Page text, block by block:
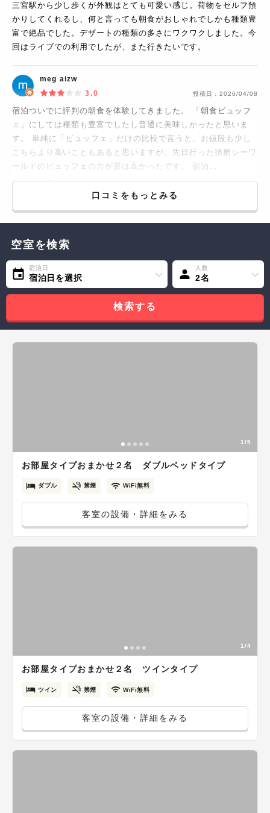
三宮駅から少し歩くが外観はとても可愛い感じ。荷物をセルフ預
かりしてくれるし、何と言っても朝食がおしゃれでしかも種類豊
富で絶品でした。デザートの種類の多さにワクワクしました。今
回はライブでの利用でしたが、また行きたいです。
meg aizw
3.0
投稿日： 2026/04/08
宿泊ついでに評判の朝食を体験してきました。 「朝食ビュッフ
ェ」にしては種類も豊富でしたし普通に美味しかったと思いま
す。 単純に「ビュッフェ」だけの比較で言うと、お値段も少し
こちらより高いこともあると思いますが、先日行った須磨シーワ
ールドのビュッフェの方が質は高かったです。 宿泊…
続きをみる...
口コミをもっとみる
空室を検索
宿泊日
宿泊日を選択
人数
2名
検索する
1/5
お部屋タイプおまかせ２名 ダブルベッドタイプ
ダブル 禁煙 WiFi無料
客室の設備・詳細をみる
1/4
お部屋タイプおまかせ２名 ツインタイプ
ツイン 禁煙 WiFi無料
客室の設備・詳細をみる